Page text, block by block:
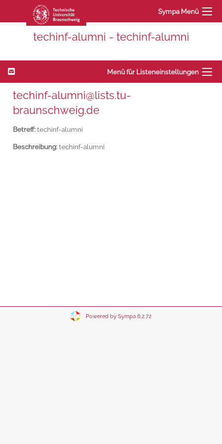
Sympa Menü
techinf-alumni - techinf-alumni
Menü für Listeneinstellungen
techinf-alumni@lists.tu-
braunschweig.de
Betreff:techinf-alumni
Beschreibung:techinf-alumni
Powered by Sympa 6.2.72